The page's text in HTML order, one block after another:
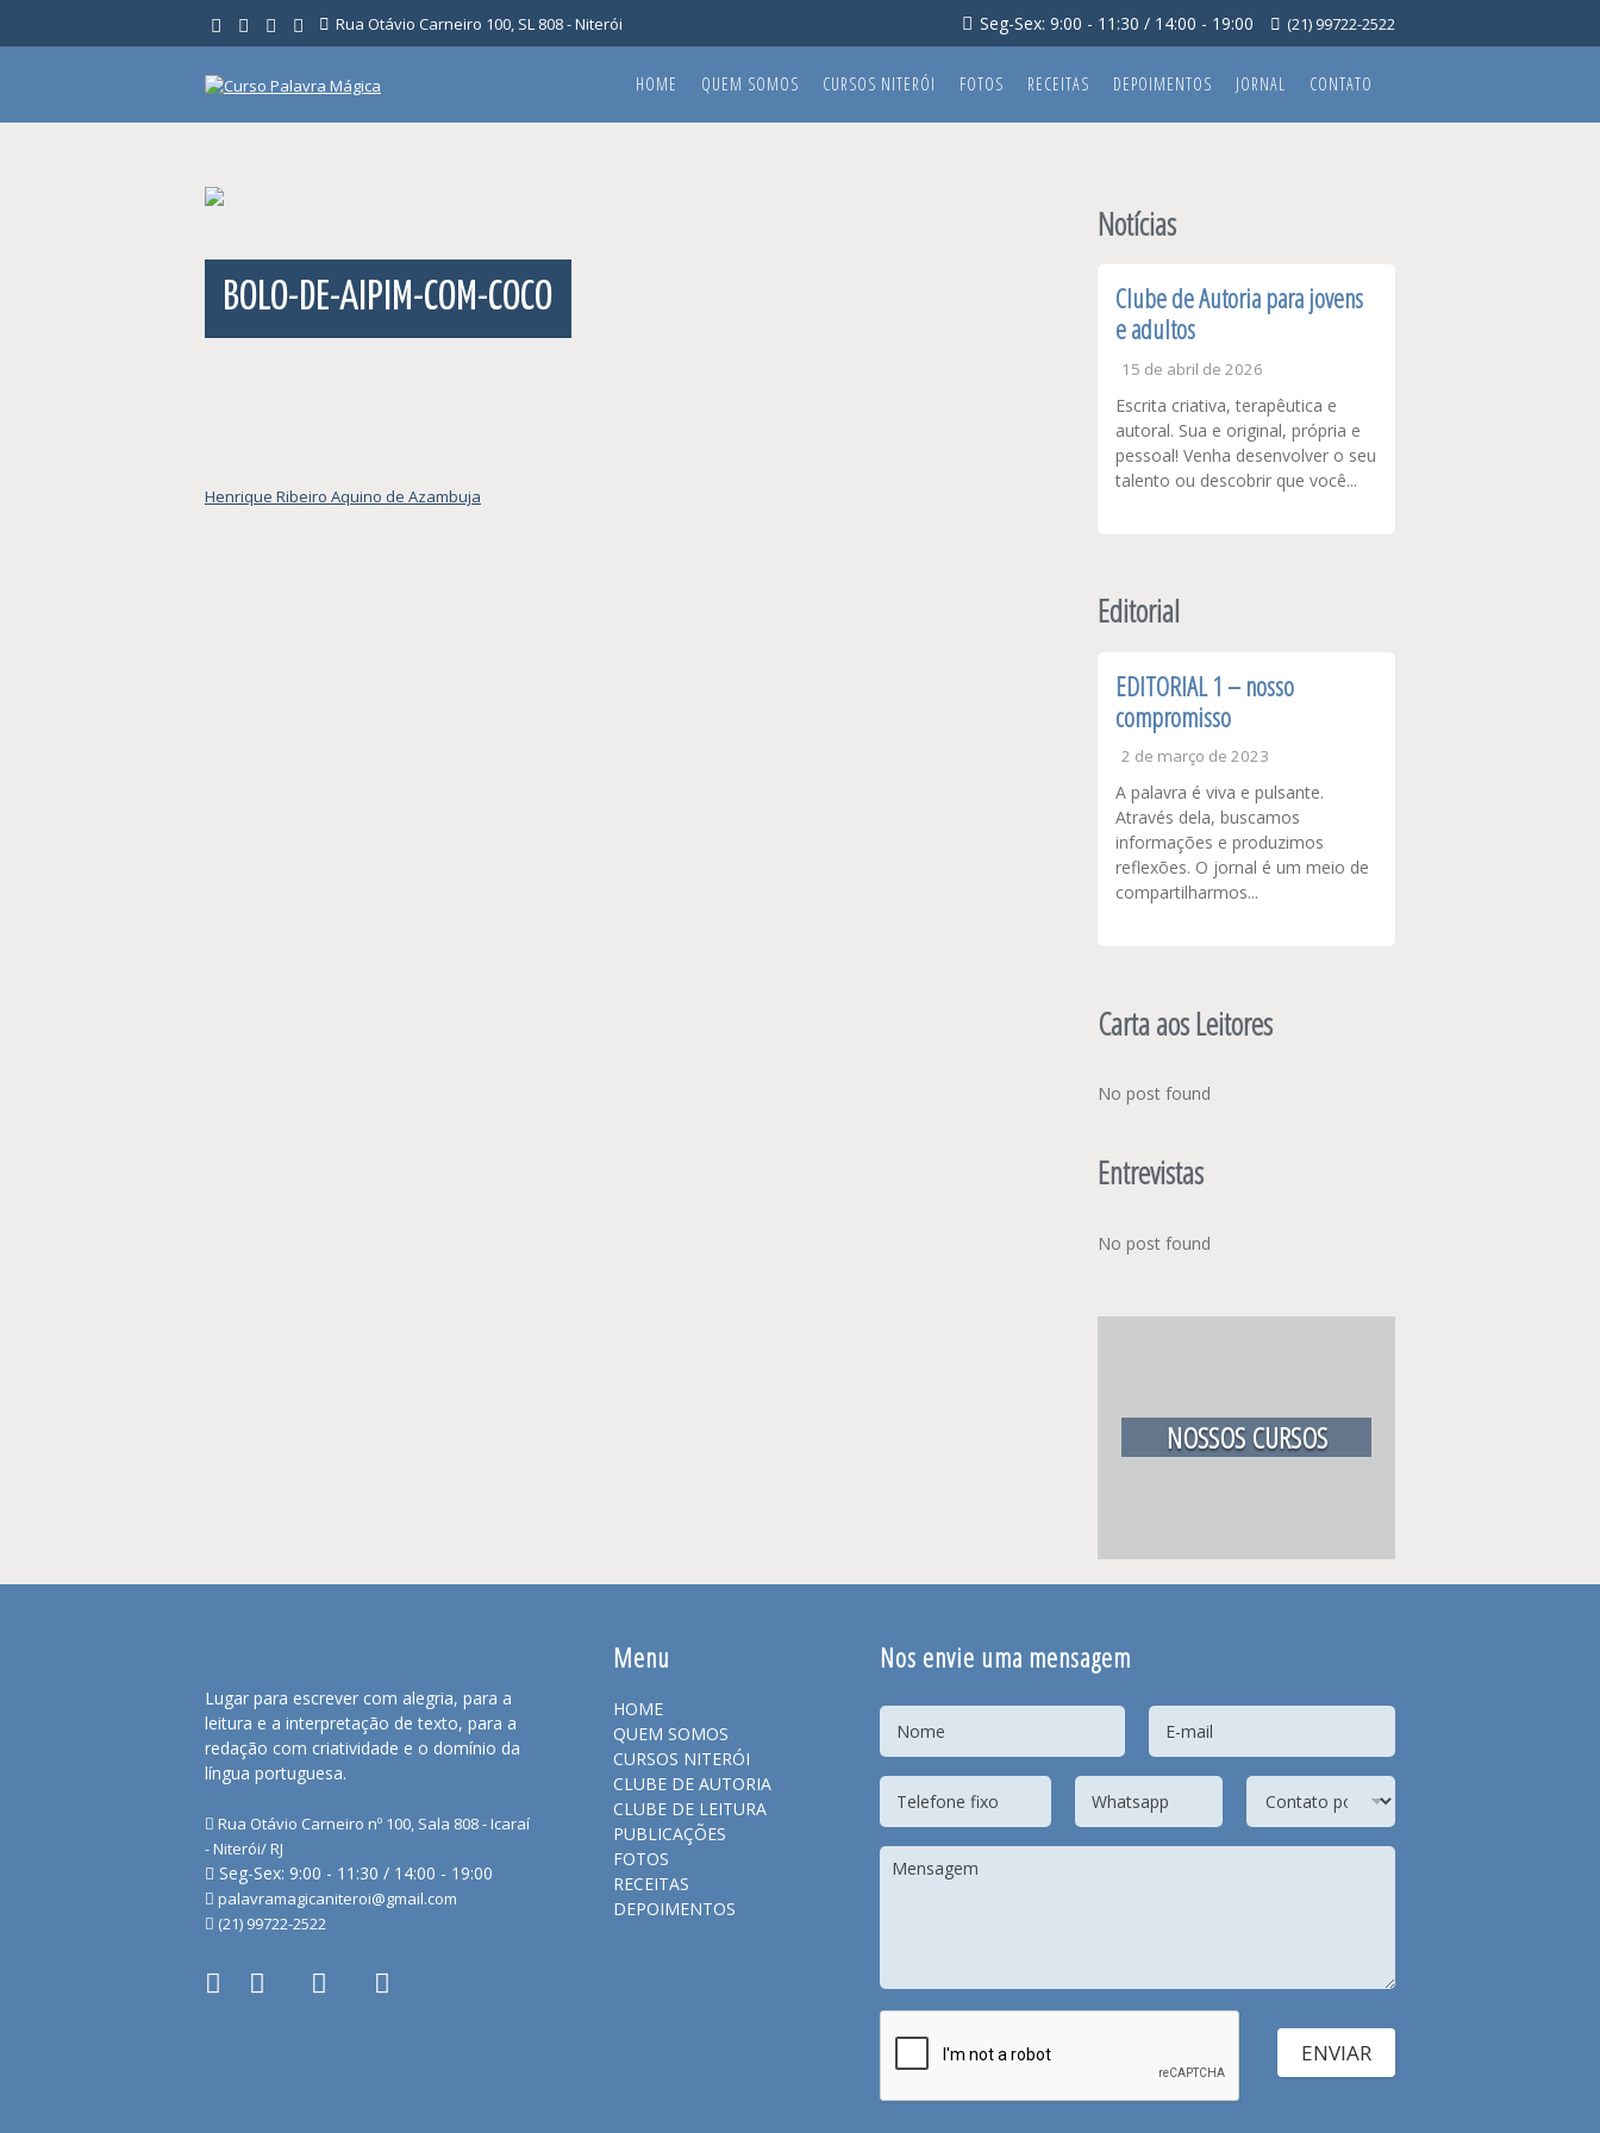
Rua Otávio Carneiro 100, SL 808 - Niterói Seg-Sex: 9:00 - 11:30 / 14:00 - 19:00 (21) 99722-2522
HOME QUEM SOMOS CURSOS NITERÓI FOTOS RECEITAS DEPOIMENTOS JORNAL CONTATO
BOLO-DE-AIPIM-COM-COCO
Navegação
Henrique Ribeiro Aquino de Azambuja
Notícias
Clube de Autoria para jovens
e adultos
15 de abril de 2026
Escrita criativa, terapêutica e
autoral. Sua e original, própria e
pessoal! Venha desenvolver o seu
talento ou descobrir que você...
Editorial
EDITORIAL 1 – nosso
compromisso
2 de março de 2023
A palavra é viva e pulsante.
Através dela, buscamos
informações e produzimos
reflexões. O jornal é um meio de
compartilharmos...
Carta aos Leitores
No post found
Entrevistas
No post found
NOSSOS CURSOS
Lugar para escrever com alegria, para a
leitura e a interpretação de texto, para a
redação com criatividade e o domínio da
língua portuguesa.
Rua Otávio Carneiro nº 100, Sala 808 - Icaraí
- Niterói/ RJ
Seg-Sex: 9:00 - 11:30 / 14:00 - 19:00
palavramagicaniteroi@gmail.com
(21) 99722-2522
Menu
HOME
QUEM SOMOS
CURSOS NITERÓI
CLUBE DE AUTORIA
CLUBE DE LEITURA
PUBLICAÇÕES
FOTOS
RECEITAS
DEPOIMENTOS
Nos envie uma mensagem
ENVIAR